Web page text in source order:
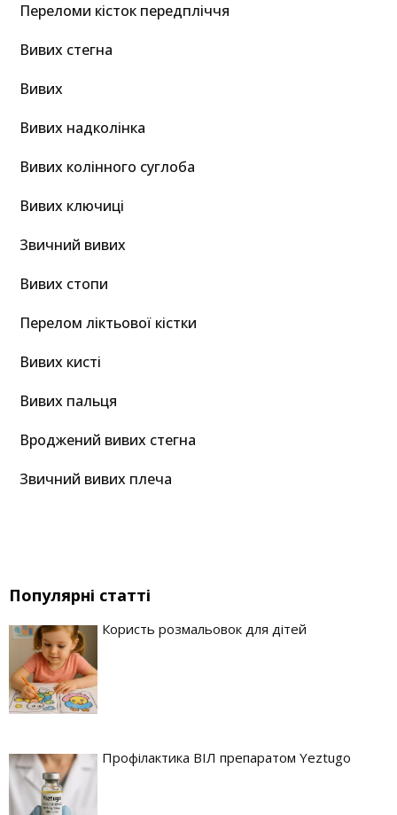
Переломи кісток передпліччя
Вивих стегна
Вивих
Вивих надколінка
Вивих колінного суглоба
Вивих ключиці
Звичний вивих
Вивих стопи
Перелом ліктьової кістки
Вивих кисті
Вивих пальця
Вроджений вивих стегна
Звичний вивих плеча
Популярні статті
Користь розмальовок для дітей
Профілактика ВІЛ препаратом Yeztugo